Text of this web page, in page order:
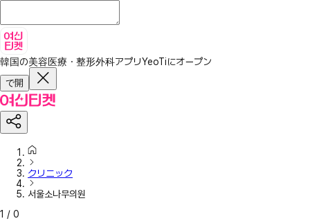
韓国の美容医療・整形外科アプリYeoTiにオープン
で開
クリニック
서울소나무의원
1 / 0